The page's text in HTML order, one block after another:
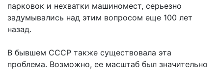
парковок и нехватки машиномест, серьезно
задумывались над этим вопросом еще 100 лет
назад.
В бывшем СССР также существовала эта
проблема. Возможно, ее масштаб был значительно